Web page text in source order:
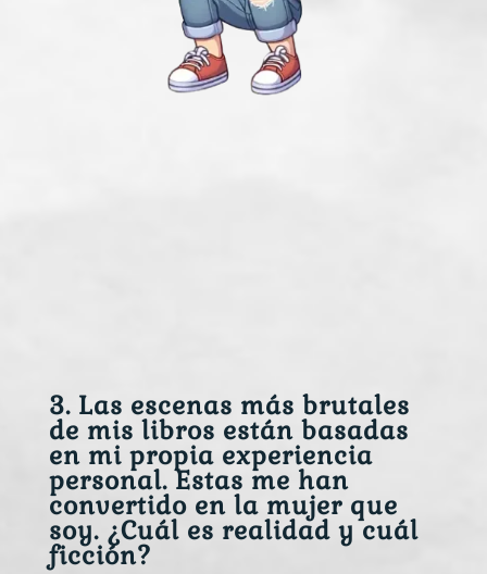
3. Las escenas más brutales
de mis libros están basadas
en mi propia experiencia
personal. Estas me han
convertido en la mujer que
soy. ¿Cuál es realidad y cuál
ficción?